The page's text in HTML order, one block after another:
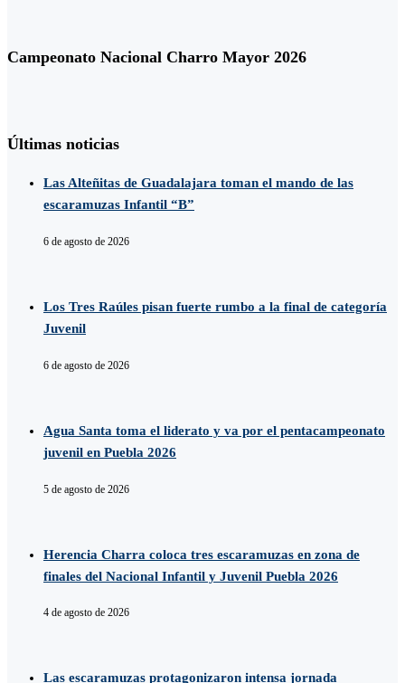
Campeonato Nacional Charro Mayor 2026
Últimas noticias
Las Alteñitas de Guadalajara toman el mando de las
escaramuzas Infantil “B”
6 de agosto de 2026
Los Tres Raúles pisan fuerte rumbo a la final de categoría
Juvenil
6 de agosto de 2026
Agua Santa toma el liderato y va por el pentacampeonato
juvenil en Puebla 2026
5 de agosto de 2026
Herencia Charra coloca tres escaramuzas en zona de
finales del Nacional Infantil y Juvenil Puebla 2026
4 de agosto de 2026
Las escaramuzas protagonizaron intensa jornada